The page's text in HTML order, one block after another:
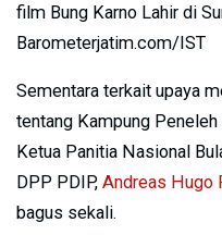
film Bung Karno Lahir di
Barometerjatim.com/IST
Sementara terkait upaya
tentang Kampung Peneleh
Ketua Panitia Nasional
DPP PDIP, Andreas Hugo
bagus sekali.